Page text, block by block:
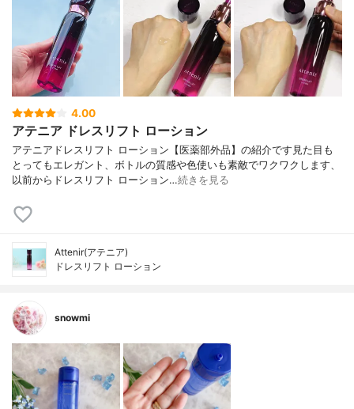
4.00
アテニア ドレスリフト ローション
アテニアドレスリフト ローション【医薬部外品】の紹介です見た目も
とってもエレガント、ボトルの質感や色使いも素敵でワクワクします、
以前からドレスリフト ローション…続きを見る
Attenir(アテニア)
ドレスリフト ローション
snowmi